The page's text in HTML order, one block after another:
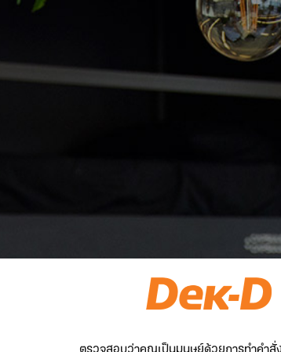
ตรวจสอบว่าคุณเป็นมนุษย์ด้วยการทำคำสั่